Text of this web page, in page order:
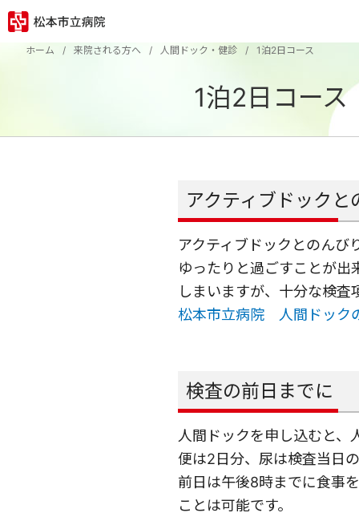
ホーム 来院される方へ 人間ドック・健診 1泊2日コース
1泊2日コース
アクティブドック
アクティブドックとのんび
ゆったりと過ごすことが出
しまいますが、十分な検
松本市立病院 人間ドック
検査の前日までに
人間ドックを申し込むと、
便は2日分、尿は検査当日
前日は午後8時までに食事
ことは可能です。